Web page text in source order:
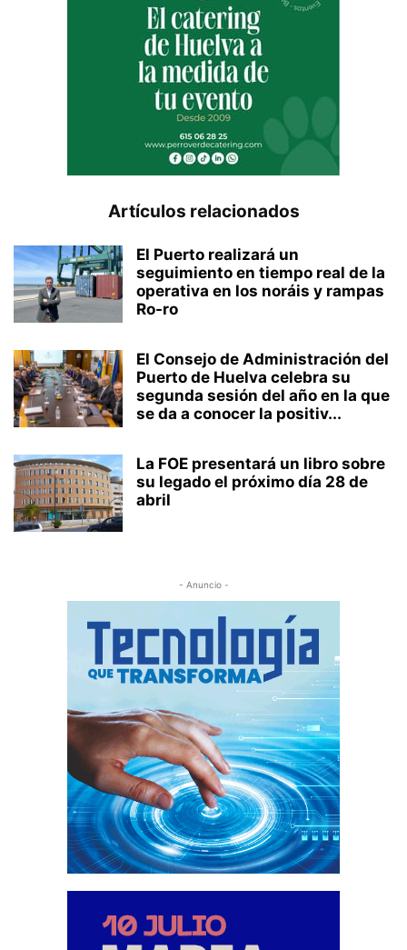
Artículos relacionados
El Puerto realizará un
seguimiento en tiempo real de la
operativa en los noráis y rampas
Ro-ro
El Consejo de Administración del
Puerto de Huelva celebra su
segunda sesión del año en la que
se da a conocer la positiv...
La FOE presentará un libro sobre
su legado el próximo día 28 de
abril
- Anuncio -